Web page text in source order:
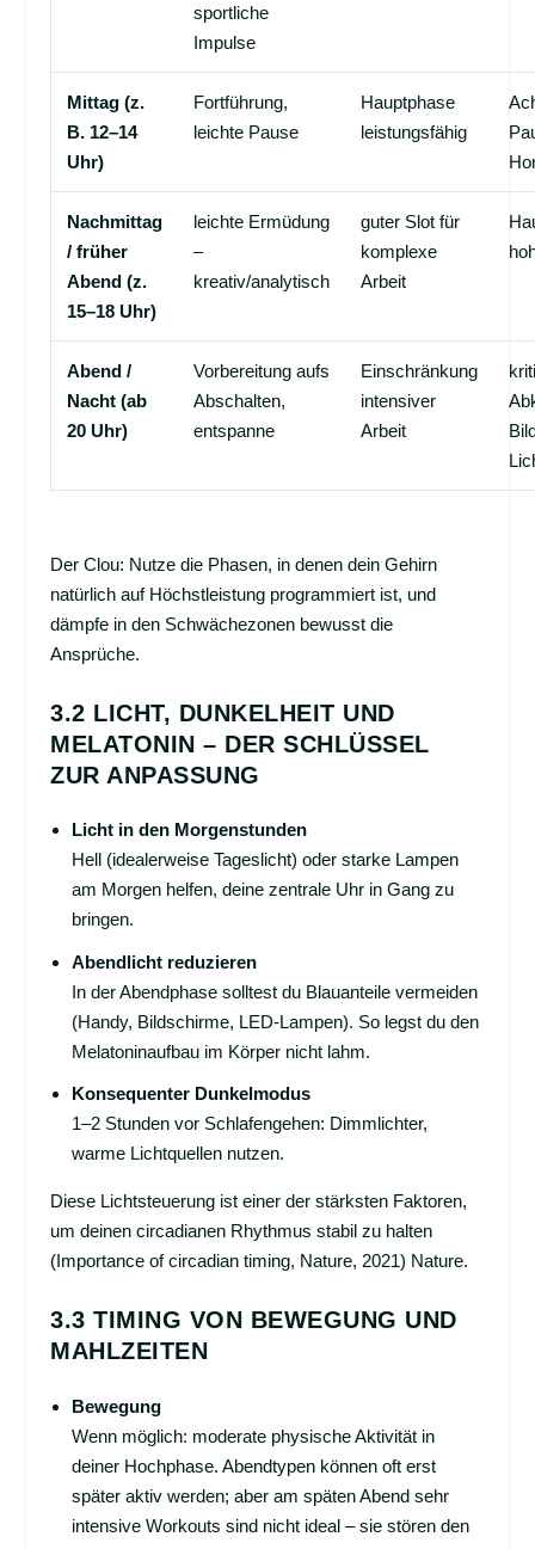
sportliche
Impulse
Mittag (z.
B. 12–14
Uhr)
Fortführung,
leichte Pause
Hauptphase
leistungsfähig
Nachmittag
/ früher
Abend (z.
15–18 Uhr)
leichte Ermüdung
–
kreativ/analytisch
guter Slot für
komplexe
Arbeit
Abend /
Nacht (ab
20 Uhr)
Vorbereitung aufs
Abschalten,
entspanne
Einschränkung
intensiver
Arbeit
Der Clou: Nutze die Phasen, in denen dein Gehirn
natürlich auf Höchstleistung programmiert ist, und
dämpfe in den Schwächezonen bewusst die
Ansprüche.
3.2 LICHT, DUNKELHEIT UND
MELATONIN – DER SCHLÜSSEL
ZUR ANPASSUNG
Licht in den Morgenstunden
Hell (idealerweise Tageslicht) oder starke Lampen
am Morgen helfen, deine zentrale Uhr in Gang zu
bringen.
Abendlicht reduzieren
In der Abendphase solltest du Blauanteile vermeiden
(Handy, Bildschirme, LED-Lampen). So legst du den
Melatoninaufbau im Körper nicht lahm.
Konsequenter Dunkelmodus
1–2 Stunden vor Schlafengehen: Dimmlichter,
warme Lichtquellen nutzen.
Diese Lichtsteuerung ist einer der stärksten Faktoren,
um deinen circadianen Rhythmus stabil zu halten
(Importance of circadian timing, Nature, 2021) Nature.
3.3 TIMING VON BEWEGUNG UND
MAHLZEITEN
Bewegung
Wenn möglich: moderate physische Aktivität in
deiner Hochphase. Abendtypen können oft erst
später aktiv werden; aber am späten Abend sehr
intensive Workouts sind nicht ideal – sie stören den